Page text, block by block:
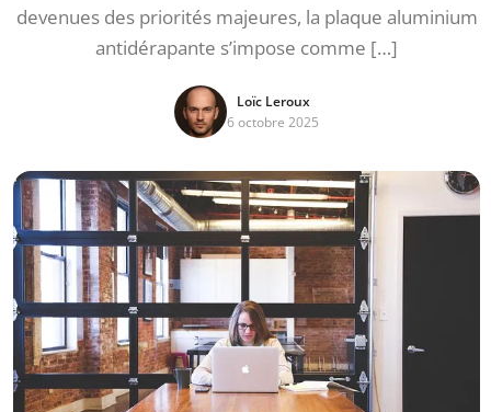
devenues des priorités majeures, la plaque aluminium
antidérapante s’impose comme […]
Loïc Leroux
6 octobre 2025